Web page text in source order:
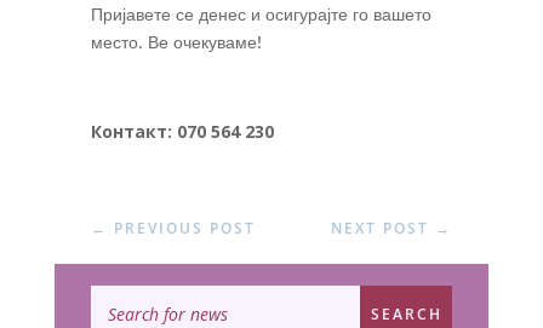
Пријавете се денес и осигурајте го вашето
место. Ве очекуваме!
Контакт: 070 564 230
← PREVIOUS POST NEXT POST →